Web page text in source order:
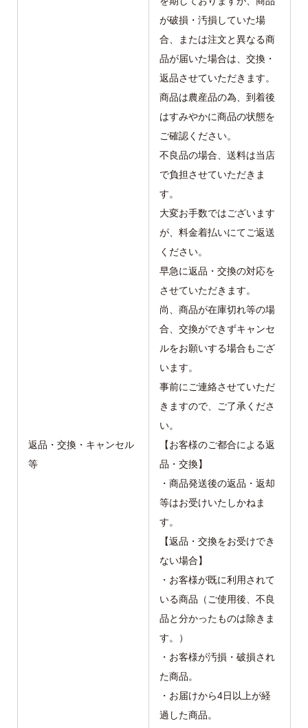
返品・交換・キャンセル
等
が破損・汚損していた場
合、または注文と異なる商
品が届いた場合は、交換・
返品させていただきます。
商品は農産品の為、到着後
はすみやかに商品の状態を
ご確認ください。
不良品の場合、送料は当店
で負担させていただきま
す。
大変お手数ではございます
が、料金着払いにてご返送
ください。
早急に返品・交換の対応を
させていただきます。
尚、商品が在庫切れ等の場
合、交換ができずキャンセ
ルをお願いする場合もござ
います。
事前にご連絡させていただ
きますので、ご了承くださ
い。
【お客様のご都合による返
品・交換】
・商品発送後の返品・返却
等はお受けいたしかねま
す。
【返品・交換をお受けでき
ない場合】
・お客様が既に利用されて
いる商品（ご使用後、不良
品と分かったものは除きま
す。）
・お客様が汚損・破損され
た商品。
・お届けから4日以上が経
過した商品。